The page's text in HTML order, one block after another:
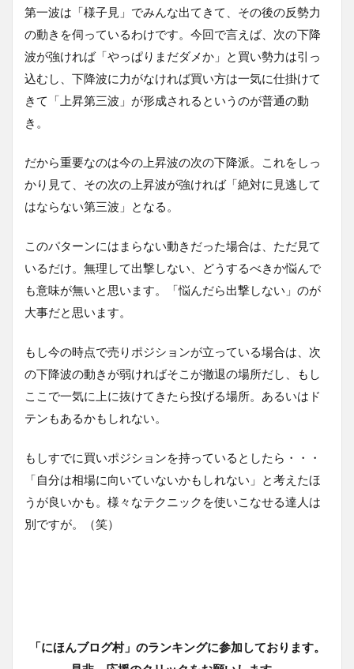
第一波は「様子見」でみんな出てきて、その後の反勢力
の動きを伺っているわけです。今回で言えば、次の下降
波が強ければ「やっぱりまだダメか」と買い勢力は引っ
込むし、下降波に力がなければ買い方は一気に仕掛けて
きて「上昇第三波」が形成されるというのが普通の動
き。
だから重要なのは今の上昇波の次の下降派。これをしっ
かり見て、その次の上昇波が強ければ「絶対に見逃して
はならない第三波」となる。
このパターンにはまらない動きだった場合は、ただ見て
いるだけ。無理して出撃しない、どうするべきか悩んで
も意味が無いと思います。「悩んだら出撃しない」のが
大事だと思います。
もし今の時点で売りポジションが立っている場合は、次
の下降波の動きが弱ければそこが撤退の場所だし、もし
ここで一気に上に抜けてきたら投げる場所。あるいはド
テンもあるかもしれない。
もしすでに買いポジションを持っているとしたら・・・
「自分は相場に向いていないかもしれない」と考えたほ
うが良いかも。様々なテクニックを使いこなせる達人は
別ですが。（笑）
「にほんブログ村」のランキングに参加しております。